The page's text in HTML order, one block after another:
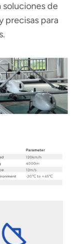
de
precisas para